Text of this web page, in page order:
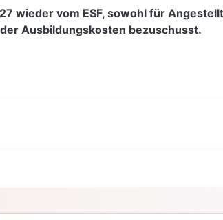
wieder vom ESF, sowohl für
Ausbildungskosten bezuschusst.